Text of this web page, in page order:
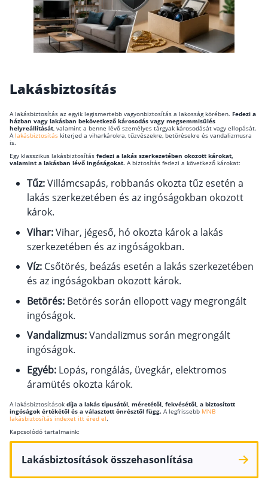
Betegbiztosítás
Egészségpénztár – Spórolj évi akár 150 ezer
forintot
Egészségbiztosítás kalkulátor
Állampapír
Legjobb befektetés
Részvény vásárlás
Befektetési alapok
TBSZ számla
ETF
Babakötvény kisokos 👶
Szabad felhasználású hitel
Hitelkiváltás
Vagyonbiztosítások
Lakásbiztosítás
A lakásbiztosítás az egyik legismertebb vagyonbiztosítás a lakosság körében. Fedezi a
házban vagy lakásban bekövetkező károsodás vagy megsemmisülés
helyreállítását, valamint a benne lévő személyes tárgyak károsodását vagy ellopását.
Alakásbiztosítás kiterjed a viharkárokra, tűzvészekre, betörésekre és vandalizmusra
is.
Egy klasszikus lakásbiztosítás fedezi a lakás szerkezetében okozott károkat,
valamint a lakásban lévő ingóságokat. A biztosítás fedezi a következő károkat:
Tűz:Villámcsapás, robbanás okozta tűz esetén a
lakás szerkezetében és az ingóságokban okozott
károk.
Vihar:Vihar, jégeső, hó okozta károk a lakás
szerkezetében és az ingóságokban.
Víz: Csőtörés, beázás esetén a lakás szerkezetében
és az ingóságokban okozott károk.
Betörés: Betörés során ellopott vagy megrongált
ingóságok.
Vandalizmus:Vandalizmus során megrongált
ingóságok.
Egyéb: Lopás, rongálás, üvegkár, elektromos
áramütés okozta károk.
A lakásbiztosítások díja a lakás típusától, méretétől, fekvésétől, a biztosított
ingóságok értékétől és a választott önrésztől függ. A legfrissebb MNB
lakásbiztosítás indexet itt éred el.
Kapcsolódó tartalmaink:
Lakásbiztosítások összehasonlítása